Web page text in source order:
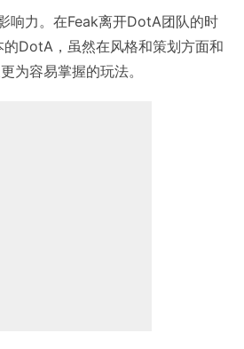
响力。在Feak离开DotA团队的时
DotA，虽然在风格和策划方面和
为容易掌握的玩法。